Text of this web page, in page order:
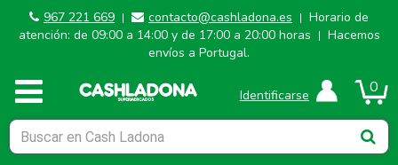
967 221 669 | contacto@cashladona.es | Horario de
atención: de 09:00 a 14:00 y de 17:00 a 20:00 horas
| Hacemos
envíos a Portugal.
0
Identificarse